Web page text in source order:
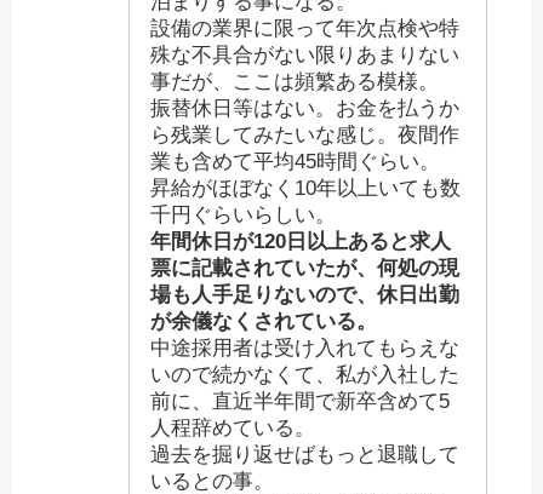
設備の業界に限って年次点検や特
殊な不具合がない限りあまりない
事だが、ここは頻繁ある模様。
振替休日等はない。お金を払うか
ら残業してみたいな感じ。夜間作
業も含めて平均45時間ぐらい。
昇給がほぼなく10年以上いても数
千円ぐらいらしい。
年間休日が120日以上あると求人
票に記載されていたが、何処の現
場も人手足りないので、休日出勤
が余儀なくされている。
中途採用者は受け入れてもらえな
いので続かなくて、私が入社した
前に、直近半年間で新卒含めて5
人程辞めている。
過去を掘り返せばもっと退職して
いるとの事。